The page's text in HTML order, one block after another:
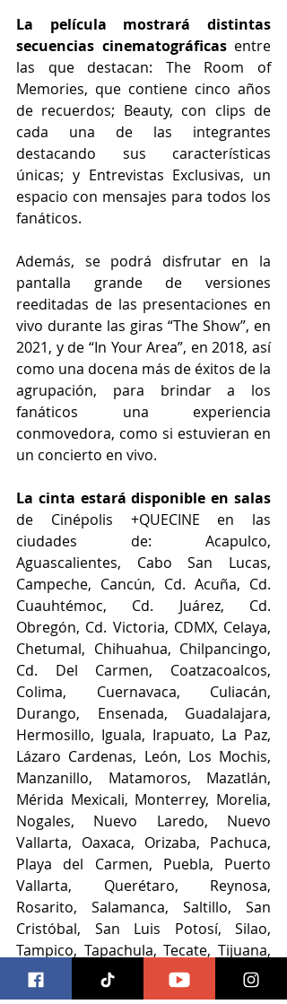
La película mostrará distintas
secuencias cinematográficas entre
las que destacan: The Room of
Memories, que contiene cinco años
de recuerdos; Beauty, con clips de
cada una de las integrantes
destacando sus características
únicas; y Entrevistas Exclusivas, un
espacio con mensajes para todos los
fanáticos.
Además, se podrá disfrutar en la
pantalla grande de versiones
reeditadas de las presentaciones en
vivo durante las giras “The Show”, en
2021, y de “In Your Area”, en 2018, así
como una docena más de éxitos de la
agrupación, para brindar a los
fanáticos una experiencia
conmovedora, como si estuvieran en
un concierto en vivo.
de Cinépolis +QUECINE en las
ciudades de: Acapulco,
Aguascalientes, Cabo San Lucas,
Campeche, Cancún, Cd. Acuña, Cd.
Cuauhtémoc, Cd. Juárez, Cd.
Obregón, Cd. Victoria, CDMX, Celaya,
Chetumal, Chihuahua, Chilpancingo,
Cd. Del Carmen, Coatzacoalcos,
Colima, Cuernavaca, Culiacán,
Durango, Ensenada, Guadalajara,
Hermosillo, Iguala, Irapuato, La Paz,
Lázaro Cardenas, León, Los Mochis,
Manzanillo, Matamoros, Mazatlán,
Mérida Mexicali, Monterrey, Morelia,
Nogales, Nuevo Laredo, Nuevo
Vallarta, Oaxaca, Orizaba, Pachuca,
Playa del Carmen, Puebla, Puerto
Vallarta, Querétaro, Reynosa,
Rosarito, Salamanca, Saltillo, San
Cristóbal, San Luis Potosí, Silao,
Tampico, Tapachula, Tecate, Tijuana,
Tlaxcala, Toluca, Torreón, Tuxtla
Gutierrez, Uruapan, Veracruz,